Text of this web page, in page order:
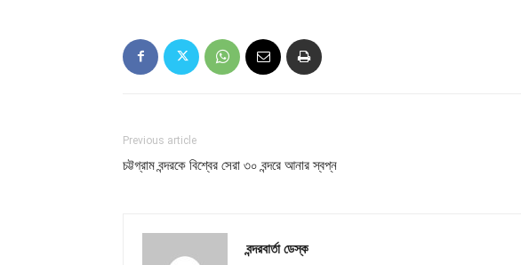
Previous article
চট্টগ্রাম বন্দরকে বিশ্বের সেরা ৩০ বন্দরে আনার স্বপ্ন
বন্দরবার্তা ডেস্ক